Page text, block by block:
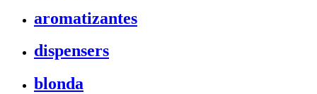
aromatizantes
dispensers
blonda